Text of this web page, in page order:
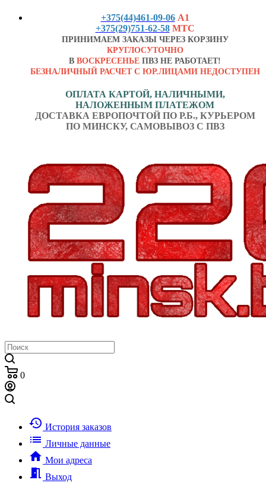
+375(44)461-09-06 А1
+375(29)751-62-58 МТС
ПРИНИМАЕМ ЗАКАЗЫ ЧЕРЕЗ КОРЗИНУ
КРУГЛОСУТОЧНО
В ВОСКРЕСЕНЬЕ ПВЗ НЕ РАБОТАЕТ!
БЕЗНАЛИЧНЫЙ РАСЧЕТ С ЮР.ЛИЦАМИ НЕДОСТУПЕН
ОПЛАТА КАРТОЙ, НАЛИЧНЫМИ,
НАЛОЖЕННЫМ ПЛАТЕЖОМ
ДОСТАВКА ЕВРОПОЧТОЙ ПО Р.Б., КУРЬЕРОМ
ПО МИНСКУ, САМОВЫВОЗ С ПВЗ
0
history История заказов
list Личные данные
home Мои адреса
meeting_room Выход